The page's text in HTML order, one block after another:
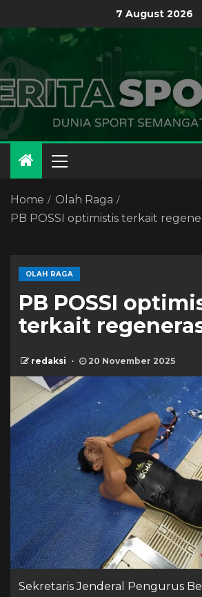
7 August 2026
Home
Olah Raga
PB POSSI optimistis terkait
OLAH RAGA
PB POSSI
terkait
redaksi 20 November 2025
Sekretaris Jenderal Pengurus